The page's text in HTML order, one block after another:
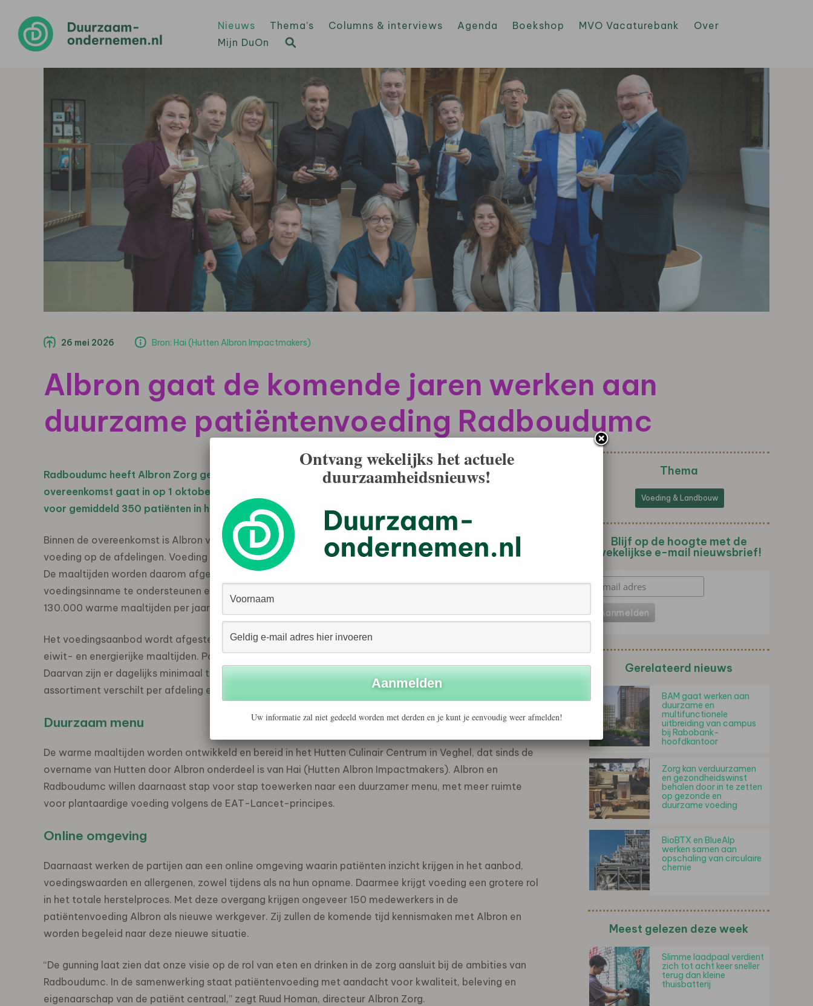
Nieuws Thema’s Columns & interviews Agenda Boekshop MVO Vacaturebank
Over
Mijn DuOn
26 mei 2026 Bron: Hai (Hutten Albron Impactmakers)
Albron gaat de komende jaren werken aan
duurzame patiëntenvoeding Radboudumc
Radboudumc heeft Albron Zorg geselecteerd voor de verzorging van de patiëntenvoeding. De
overeenkomst gaat in op 1 oktober 2026. Vanaf dat moment verzorgt Albron dagelijks de maaltijden
voor gemiddeld 350 patiënten in het ziekenhuis.
Binnen de overeenkomst is Albron verantwoordelijk voor de ontwikkeling, bereiding en uitgifte van de
voeding op de afdelingen. Voeding geldt binnen het ziekenhuis als een belangrijk onderdeel van herstel.
De maaltijden worden daarom afgestemd op de behoeften van patiënten, met als doel de
voedingsinname te ondersteunen en patiënten waar mogelijk meer regie te geven. Het gaat om circa
130.000 warme maaltijden per jaar.
Het voedingsaanbod wordt afgestemd op richtlijnen voor herstelvoeding, met extra aandacht voor
eiwit- en energierijke maaltijden. Patiënten krijgen drie hoofdmaaltijden en drie tussendoortjes per dag.
Daarvan zijn er dagelijks minimaal twee momenten waarop zij 20 gram eiwit aangeboden krijgen. Het
assortiment verschilt per afdeling en wordt aangepast aan dieetwensen en persoonlijke voorkeuren.
Duurzaam menu
De warme maaltijden worden ontwikkeld en bereid in het Hutten Culinair Centrum in Veghel, dat sinds de
overname van Hutten door Albron onderdeel is van Hai (Hutten Albron Impactmakers). Albron en
Radboudumc willen daarnaast stap voor stap toewerken naar een duurzamer menu, met meer ruimte
voor plantaardige voeding volgens de EAT-Lancet-principes.
Online omgeving
Daarnaast werken de partijen aan een online omgeving waarin patiënten inzicht krijgen in het aanbod,
voedingswaarden en allergenen, zowel tijdens als na hun opname. Daarmee krijgt voeding een grotere rol
in het totale herstelproces. Met deze overgang krijgen ongeveer 150 medewerkers in de
patiëntenvoeding Albron als nieuwe werkgever. Zij zullen de komende tijd kennismaken met Albron en
worden begeleid naar deze nieuwe situatie.
“De gunning laat zien dat onze visie op de rol van eten en drinken in de zorg aansluit bij de ambities van
Radboudumc. In de samenwerking staat patiëntenvoeding met aandacht voor kwaliteit, beleving en
eigenaarschap van de patiënt centraal,” zegt Ruud Homan, directeur Albron Zorg.
Thema
Voeding & Landbouw
Blijf op de hoogte met de
wekelijkse e-mail nieuwsbrief!
Gerelateerd nieuws
BAM gaat werken aan
duurzame en
multifunctionele
uitbreiding van campus
bij Rabobank-
hoofdkantoor
Zorg kan verduurzamen
en gezondheidswinst
behalen door in te zetten
op gezonde en
duurzame voeding
BioBTX en BlueAlp
werken samen aan
opschaling van circulaire
chemie
Meest gelezen deze week
Slimme laadpaal verdient
zich tot acht keer sneller
terug dan kleine
thuisbatterij
Ontvang wekelijks het actuele
duurzaamheidsnieuws!
Uw informatie zal niet gedeeld worden met derden en je kunt je eenvoudig weer afmelden!